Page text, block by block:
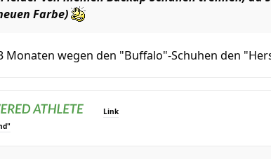
Farbe)
Monaten wegen den "Buffalo"-Schuhen den
Link